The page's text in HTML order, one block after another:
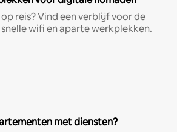
reis? Vind een verblijf voor de
wifi en aparte werkplekken.
met diensten?